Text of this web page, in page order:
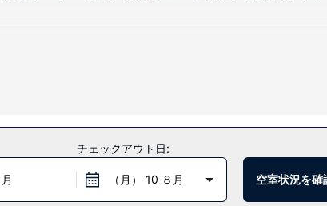
り、ゆっくりおくつろぎいただけます。ピロートップのベッ
動販売機などの設備をご利用いただけます。このモーテルで
チェックアウト日:
（月） 10 ８月 空室状況を確